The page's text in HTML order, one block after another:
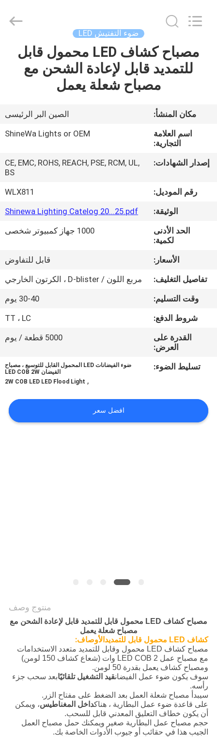
المنزل
فيديوهات
المصنع
الجودة
اتصل
أخبار
القضايا
خريطة
الموقع
Reserved.
ضوء التفتيش LED
مصباح كشاف LED محمول قابل
للتمديد قابل لإعادة الشحن مع
مصباح شعلة يعمل
مكان المنشأ:
الصين البر الرئيسى
اسم العلامة
التجارية:
ShineWa Lights or OEM
إصدار الشهادات:
CE, EMC, ROHS, REACH, PSE, RCM, UL,
BS
رقم الموديل:
WLX811
الوثيقة:
Shinewa Lighting Catelog 20...25.pdf
الحد الأدنى
لكمية:
1000 جهاز كمبيوتر شخصى
الأسعار:
قابل للتفاوض
تفاصيل التغليف:
مربع اللون / D-blister ، الكرتون الخارجي
وقت التسليم:
30-40 يوم
شروط الدفع:
TT ، LC
القدرة على
العرض:
5000 قطعة / يوم
تسليط الضوء:
ضوء الفيضانات LED المحمول القابل للتوسيع ، مصباح
الفيضان LED COB 2W
,
2W COB LED LED Flood Light
افضل سعر
منتوج وصف
مصباح كشاف LED محمول قابل للتمديد قابل لإعادة الشحن مع
مصباح شعلة يعمل
كشاف LED محمول قابل للتمديد
الأوصاف:
مصباح كشاف LED محمول وقابل للتمديد متعدد الاستخدامات
مع مصباح عمل LED COB 2 وات (شعاع كشاف 150 لومن)
ومصباح كشاف يعمل بقدرة 50 لومن.
سوف يكون ضوء عمل الفيضانقيد التشغيل تلقائيًابعد سحب جزء
رأسه.
سيبدأ مصباح شعلة العمل بعد الضغط على مفتاح الزر.
على قاعدة ضوء عمل البطارية ، هناكداخل المغناطيس، ويمكن
أن يكون خطاف التعليق المعدني قابل للسحب.
حجم مصباح عمل البطارية صغير ويمكنك حمل مصباح العمل
الجيب هذا في حقائب أو جيوب الأدوات الخاصة بك.